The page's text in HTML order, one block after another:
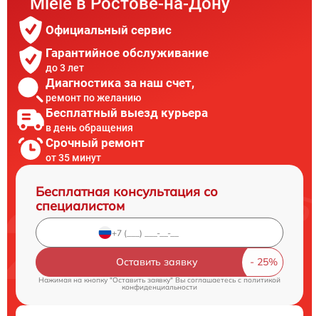
Официальный сервис
Гарантийное обслуживание
до 3 лет
Диагностика за наш счет,
ремонт по желанию
Бесплатный выезд курьера
в день обращения
Срочный ремонт
от 35 минут
Бесплатная консультация со
специалистом
Оставить заявку
Нажимая на кнопку "Оставить заявку" Вы соглашаетесь cполитикой
конфиденциальности